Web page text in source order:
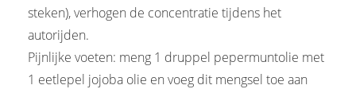
steken), verhogen de concentratie tijdens het
autorijden.
Pijnlijke voeten: meng 1 druppel pepermuntolie met
1 eetlepel jojoba olie en voeg dit mengsel toe aan